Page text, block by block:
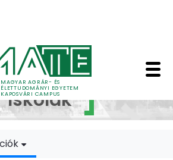
MAGYAR AGRÁR- ÉS
ÉLETTUDOMÁNYI EGYETEM
KAPOSVÁRI CAMPUS
-
Doktori
Iskolák